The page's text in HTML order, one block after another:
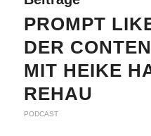
PROMPT
DER
MIT HEIKE
REHAU
PODCAST